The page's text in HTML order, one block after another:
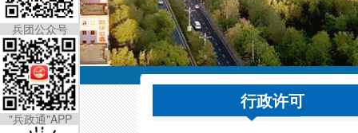
行政许可
兵团公众号
"兵政通"APP